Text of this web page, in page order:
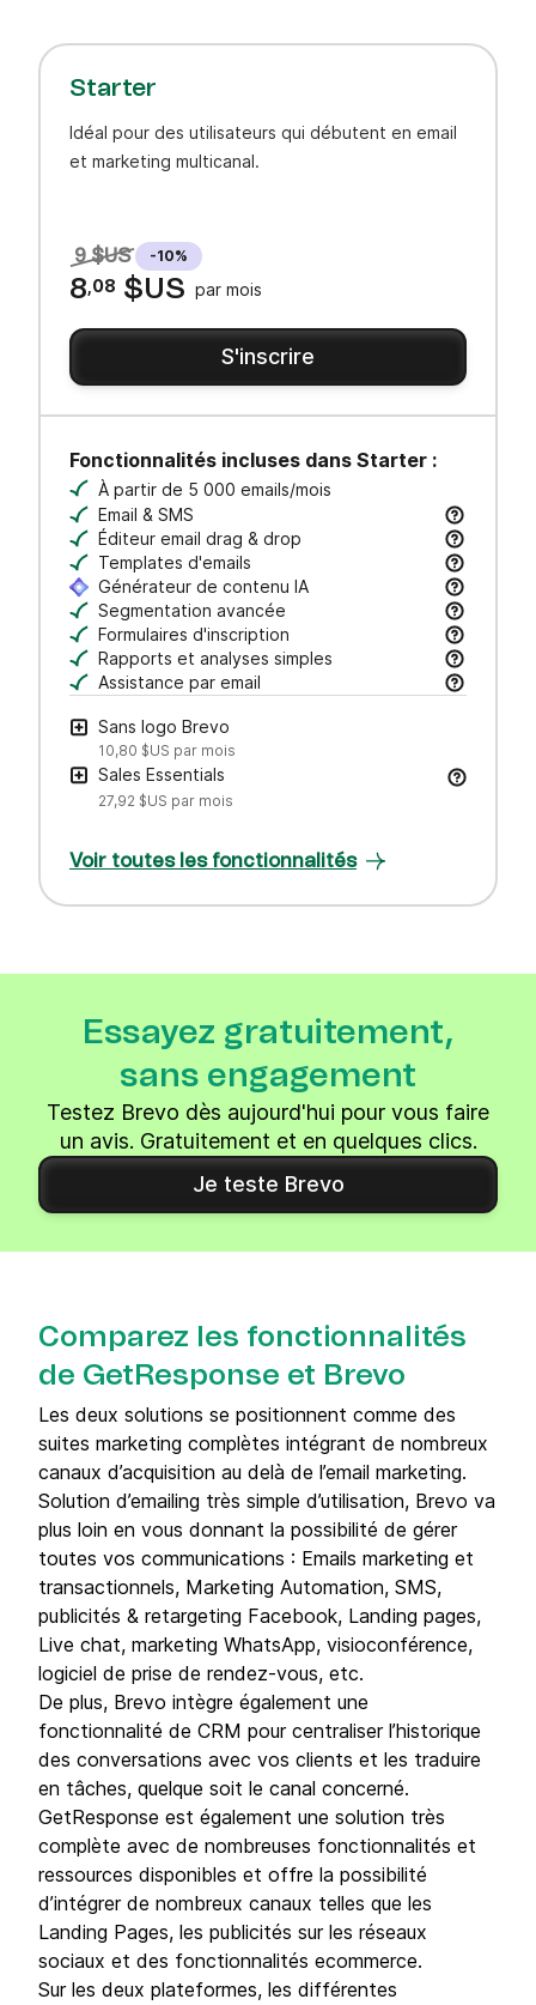
Starter
Idéal pour des utilisateurs qui débutent en email
et marketing multicanal.
9 $US -10%
8 ,08 $US par mois
S'inscrire
Fonctionnalités incluses dans Starter :
À partir de 5 000 emails/mois
Email & SMS
Campagnes e-mail & SMS et messages
Éditeur email drag & drop
Créez des e-mails pro en un clin d’œil — glissez-
Templates d'emails
Modèles responsive par secteur & cas d’usage
Générateur de contenu IA
Rédigez vos objets et contenus d’email, ajustez
Segmentation avancée
Recherchez, sauvegardez et gérez vos
Formulaires d'inscription
Créez des formulaires à votre image pour
Rapports et analyses simples
Mesurez les performances des campagnes via
Assistance par email
Sans logo Brevo
10,80 $US par mois
Sales Essentials
27,92 $US par mois
Voir toutes les fonctionnalités
Essayez gratuitement,
sans engagement
Testez Brevo dès aujourd'hui pour vous faire
un avis. Gratuitement et en quelques clics.
Je teste Brevo
Comparez les fonctionnalités
de GetResponse et Brevo
Les deux solutions se positionnent comme des
suites marketing complètes intégrant de nombreux
canaux d’acquisition au delà de l’email marketing.
Solution d’emailing très simple d’utilisation, Brevo va
plus loin en vous donnant la possibilité de gérer
toutes vos communications : Emails marketing et
transactionnels, Marketing Automation, SMS,
publicités & retargeting Facebook, Landing pages,
Live chat, marketing WhatsApp, visioconférence,
logiciel de prise de rendez-vous, etc.
De plus, Brevo intègre également une
fonctionnalité de CRM pour centraliser l’historique
des conversations avec vos clients et les traduire
en tâches, quelque soit le canal concerné.
GetResponse est également une solution très
complète avec de nombreuses fonctionnalités et
ressources disponibles et offre la possibilité
d’intégrer de nombreux canaux telles que les
Landing Pages, les publicités sur les réseaux
sociaux et des fonctionnalités ecommerce.
Sur les deux plateformes, les différentes